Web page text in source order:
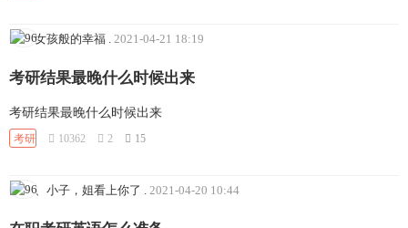
女孩般的幸福 2021-04-21 18:19
考研结果最晚什么时候出来
考研结果最晚什么时候出来
考研 10362 2 15
、小子，姐看上你了 2021-04-20 10:44